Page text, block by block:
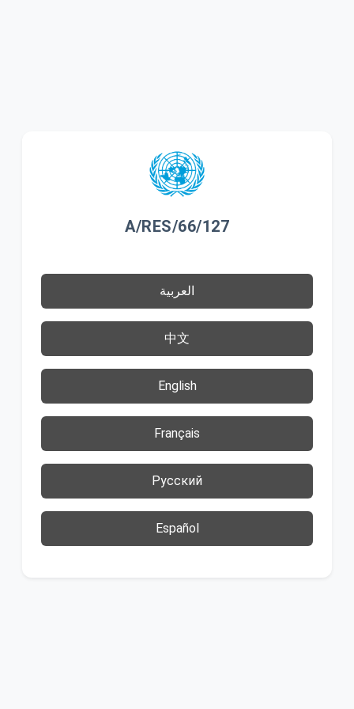
A/RES/66/127
العربية
中文
English
Français
Русский
Español